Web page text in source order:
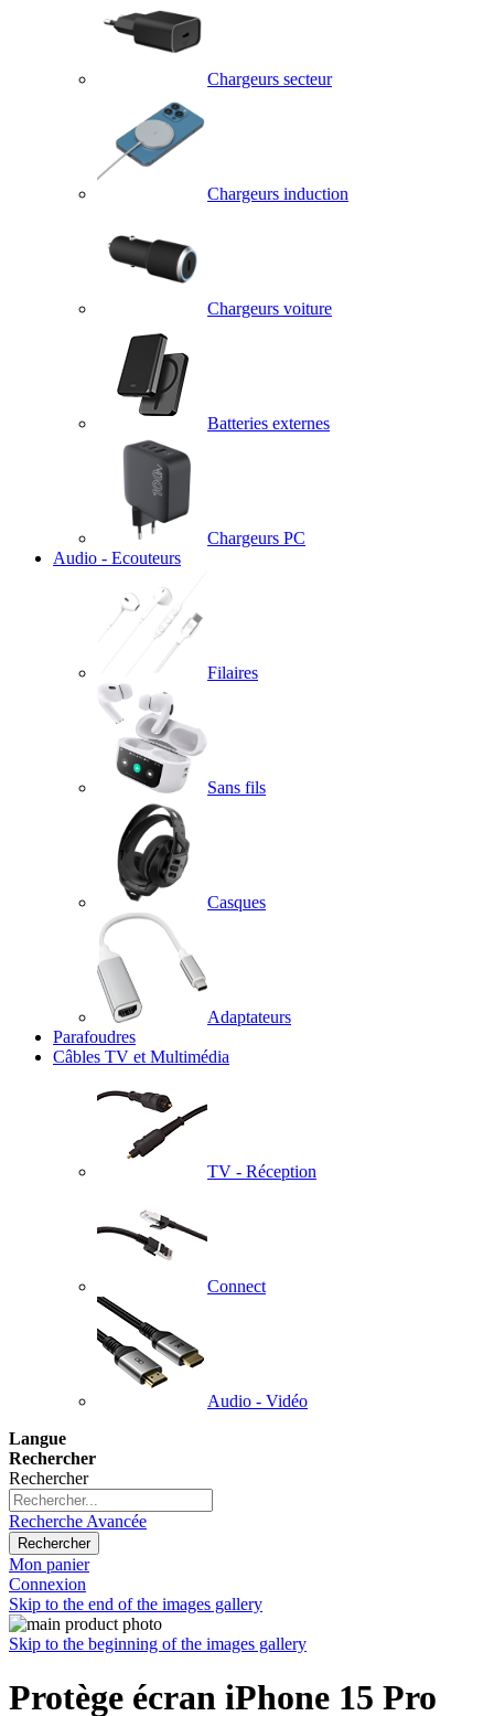
Chargeurs secteur
Chargeurs induction
Chargeurs voiture
Batteries externes
Chargeurs PC
Audio - Ecouteurs
Filaires
Sans fils
Casques
Adaptateurs
Parafoudres
Câbles TV et Multimédia
TV - Réception
Connect
Audio - Vidéo
Langue
Rechercher
Rechercher
Recherche Avancée
Rechercher
Mon panier
Connexion
Skip to the end of the images gallery
Skip to the beginning of the images gallery
Protège écran iPhone 15 Pro